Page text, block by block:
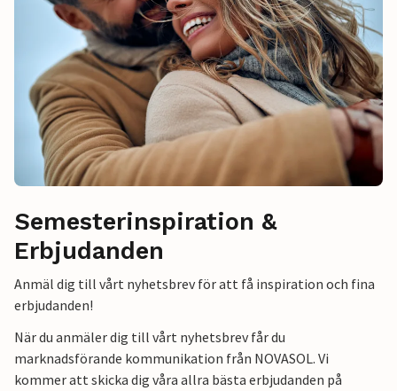
Semesterinspiration &
Erbjudanden
Anmäl dig till vårt nyhetsbrev för att få inspiration och fina
erbjudanden!
När du anmäler dig till vårt nyhetsbrev får du
marknadsförande kommunikation från NOVASOL. Vi
kommer att skicka dig våra allra bästa erbjudanden på